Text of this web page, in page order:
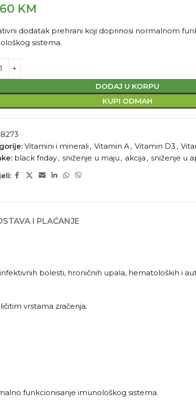
KM
dodatak prehrani koji doprinosi normalnom
sistema.
DODAJ U KORPU
KUPI ODMAH
8273
Vitamini i minerali , Vitamin A, Vitamin D3 ,
black friday, sniženje u maju , akcija , sniženje u
I PLAĆANJE
bolesti, hroničnih upala, hematoloških i
vrstama zračenja.
funkcionisanje imunološkog sistema.